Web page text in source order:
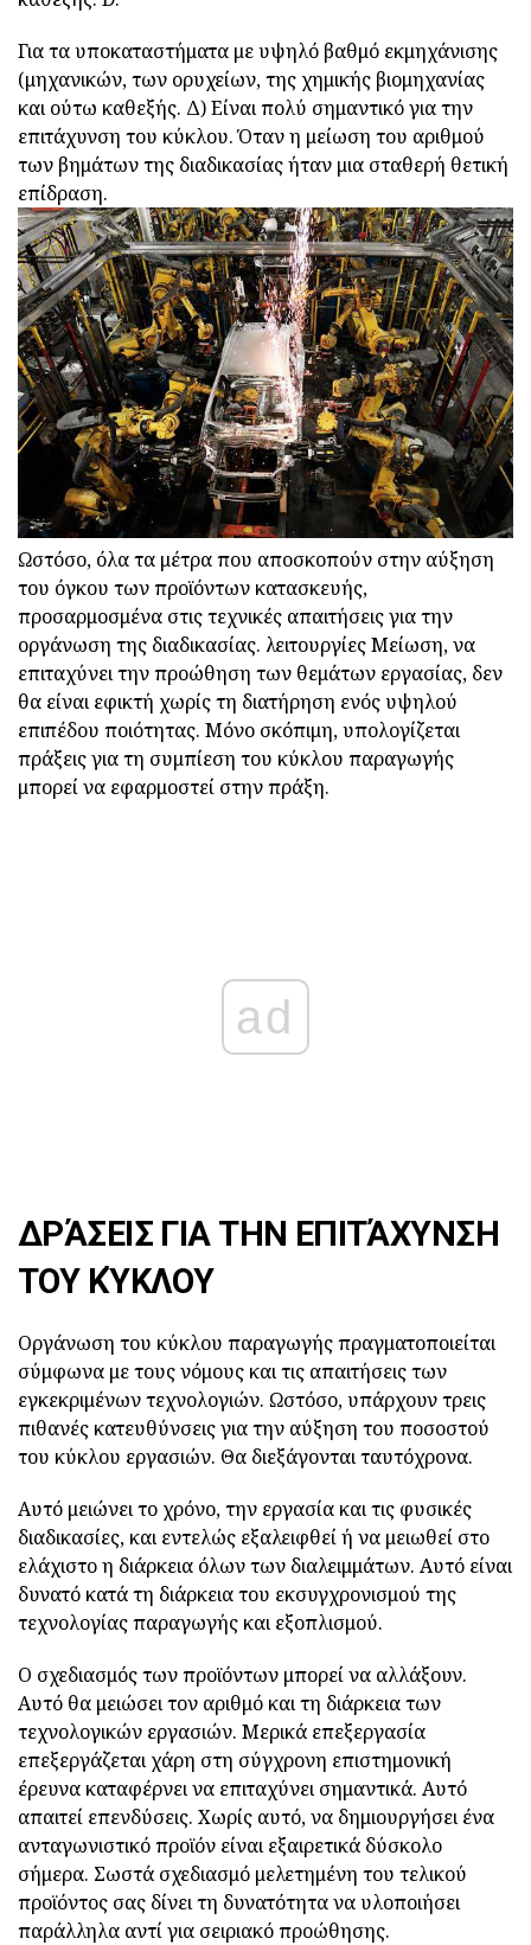
Για τα υποκαταστήματα με υψηλό βαθμό εκμηχάνισης
(μηχανικών, των ορυχείων, της χημικής βιομηχανίας
και ούτω καθεξής. Δ) Είναι πολύ σημαντικό για την
επιτάχυνση του κύκλου. Όταν η μείωση του αριθμού
των βημάτων της διαδικασίας ήταν μια σταθερή θετική
επίδραση.
Ωστόσο, όλα τα μέτρα που αποσκοπούν στην αύξηση
του όγκου των προϊόντων κατασκευής,
προσαρμοσμένα στις τεχνικές απαιτήσεις για την
οργάνωση της διαδικασίας. λειτουργίες Μείωση, να
επιταχύνει την προώθηση των θεμάτων εργασίας, δεν
θα είναι εφικτή χωρίς τη διατήρηση ενός υψηλού
επιπέδου ποιότητας. Μόνο σκόπιμη, υπολογίζεται
πράξεις για τη συμπίεση του κύκλου παραγωγής
μπορεί να εφαρμοστεί στην πράξη.
ad
ΔΡΆΣΕΙΣ ΓΙΑ ΤΗΝ ΕΠΙΤΆΧΥΝΣΗ
ΤΟΥ ΚΎΚΛΟΥ
Οργάνωση του κύκλου παραγωγής πραγματοποιείται
σύμφωνα με τους νόμους και τις απαιτήσεις των
εγκεκριμένων τεχνολογιών. Ωστόσο, υπάρχουν τρεις
πιθανές κατευθύνσεις για την αύξηση του ποσοστού
του κύκλου εργασιών. Θα διεξάγονται ταυτόχρονα.
Αυτό μειώνει το χρόνο, την εργασία και τις φυσικές
διαδικασίες, και εντελώς εξαλειφθεί ή να μειωθεί στο
ελάχιστο η διάρκεια όλων των διαλειμμάτων. Αυτό είναι
δυνατό κατά τη διάρκεια του εκσυγχρονισμού της
τεχνολογίας παραγωγής και εξοπλισμού.
Ο σχεδιασμός των προϊόντων μπορεί να αλλάξουν.
Αυτό θα μειώσει τον αριθμό και τη διάρκεια των
τεχνολογικών εργασιών. Μερικά επεξεργασία
επεξεργάζεται χάρη στη σύγχρονη επιστημονική
έρευνα καταφέρνει να επιταχύνει σημαντικά. Αυτό
απαιτεί επενδύσεις. Χωρίς αυτό, να δημιουργήσει ένα
ανταγωνιστικό προϊόν είναι εξαιρετικά δύσκολο
σήμερα. Σωστά σχεδιασμό μελετημένη του τελικού
προϊόντος σας δίνει τη δυνατότητα να υλοποιήσει
παράλληλα αντί για σειριακό προώθησης.